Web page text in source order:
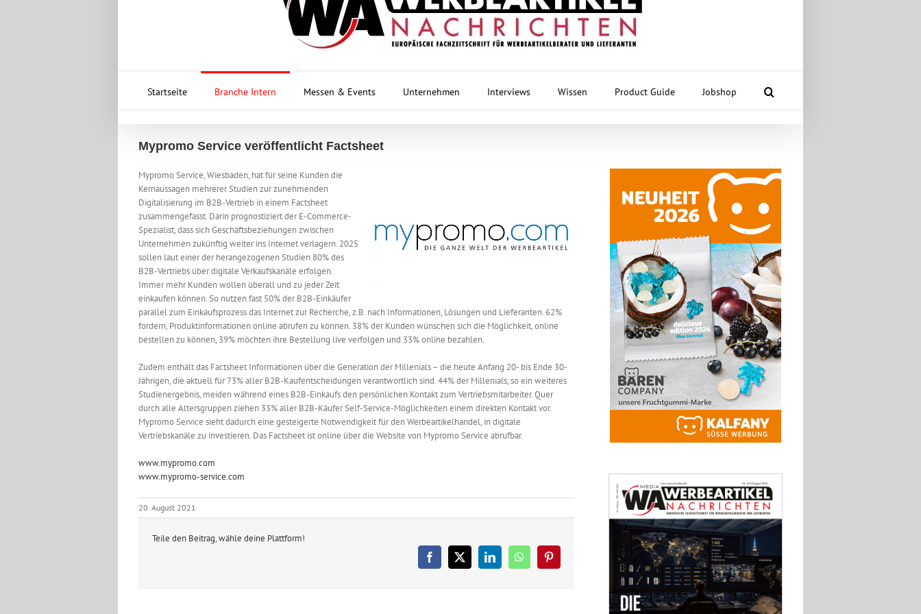
Startseite Branche Intern Messen & Events Unternehmen Interviews Wissen Product Guide Jobshop
Mypromo Service veröffentlicht Factsheet
Mypromo Service, Wiesbaden, hat für seine Kunden die
Kernaussagen mehrerer Studien zur zunehmenden
Digitalisierung im B2B-Vertrieb in einem Factsheet
zusammengefasst. Darin prognostiziert der E-Commerce-
Spezialist, dass sich Geschäftsbeziehungen zwischen
Unternehmen zukünftig weiter ins Internet verlagern. 2025
sollen laut einer der herangezogenen Studien 80% des
B2B-Vertriebs über digitale Verkaufskanäle erfolgen.
Immer mehr Kunden wollen überall und zu jeder Zeit
einkaufen können. So nutzen fast 50% der B2B-Einkäufer
parallel zum Einkaufsprozess das Internet zur Recherche, z.B. nach Informationen, Lösungen und Lieferanten. 62%
fordern, Produktinformationen online abrufen zu können. 38% der Kunden wünschen sich die Möglichkeit, online
bestellen zu können, 39% möchten ihre Bestellung live verfolgen und 33% online bezahlen.
Zudem enthält das Factsheet Informationen über die Generation der Millenials – die heute Anfang 20- bis Ende 30-
Jährigen, die aktuell für 73% aller B2B-Kaufentscheidungen verantwortlich sind. 44% der Millenials, so ein weiteres
Studienergebnis, meiden während eines B2B-Einkaufs den persönlichen Kontakt zum Vertriebsmitarbeiter. Quer
durch alle Altersgruppen ziehen 33% aller B2B-Käufer Self-Service-Möglichkeiten einem direkten Kontakt vor.
Mypromo Service sieht dadurch eine gesteigerte Notwendigkeit für den Werbeartikelhandel, in digitale
Vertriebskanäle zu investieren. Das Factsheet ist online über die Website von Mypromo Service abrufbar.
www.mypromo.com
www.mypromo-service.com
20. August 2021
Teile den Beitrag, wähle deine Plattform!
Facebook
X LinkedInWhatsAppPinterest